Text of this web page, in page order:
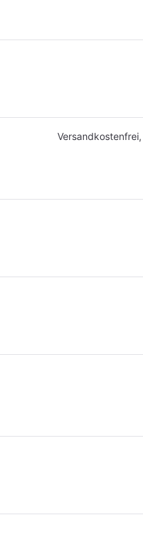
Versandkostenfrei,